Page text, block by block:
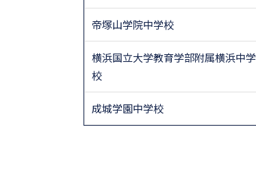
帝塚山学院中学校
横浜国立大学教育学部附属横浜中学
校
成城学園中学校